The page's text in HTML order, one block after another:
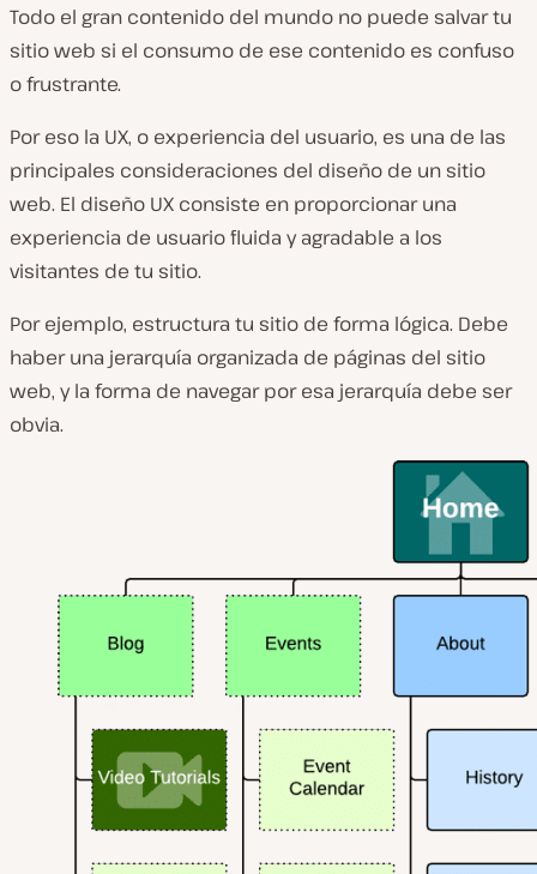
Todo el gran contenido del mundo no puede salvar tu
sitio web si el consumo de ese contenido es confuso
o frustrante.
Por eso la UX, o experiencia del usuario, es una de las
principales consideraciones del diseño de un sitio
web. El diseño UX consiste en proporcionar una
experiencia de usuario fluida y agradable a los
visitantes de tu sitio.
Por ejemplo, estructura tu sitio de forma lógica. Debe
haber una jerarquía organizada de páginas del sitio
web, y la forma de navegar por esa jerarquía debe ser
obvia.